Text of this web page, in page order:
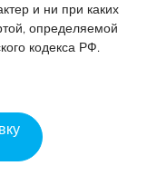
и ни при каких
определяемой
кодекса РФ.